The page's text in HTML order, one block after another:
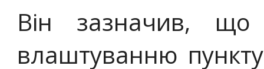
Він зазначив,
влаштуванню